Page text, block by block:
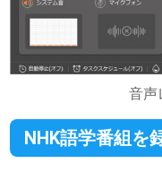
音声
NHK語学番組を